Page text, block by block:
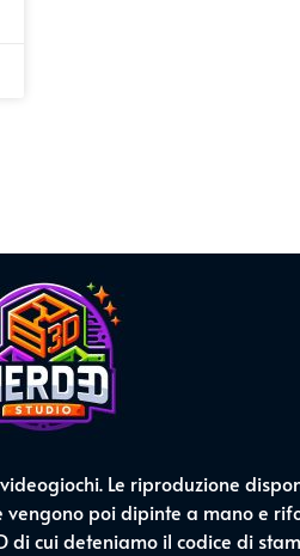
Le riproduzione
poi dipinte a mano e
cui deteniamo il codice di